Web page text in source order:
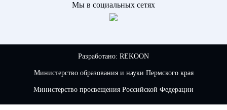
Мы в социальных сетях
Разработано: REKOON
Министерство образования и науки Пермского края
Министерство просвещения Российской Федерации